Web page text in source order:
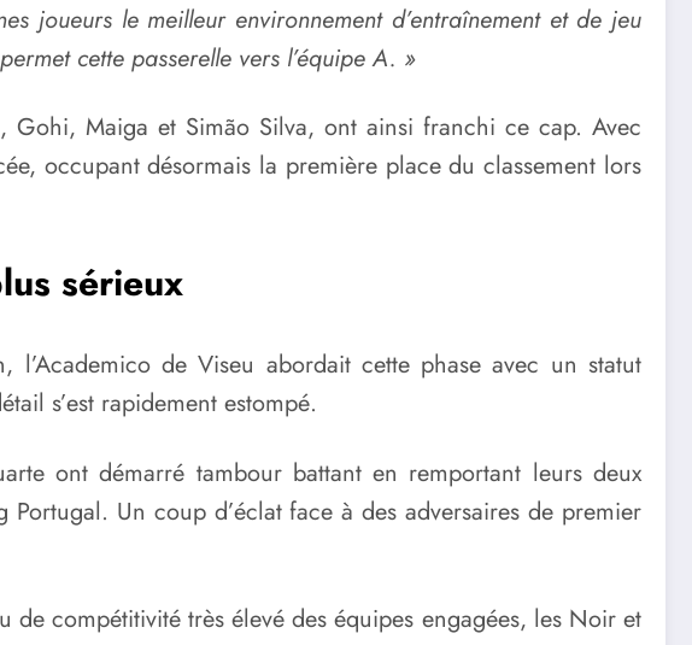
joueurs le meilleur environnement d’entraînement et de jeu
cette passerelle vers l’équipe A. »
Gohi, Maiga et Simão Silva, ont ainsi franchi ce cap. Avec
occupant désormais la première place du classement lors
sérieux
de Viseu abordait cette phase avec un statut
s’est rapidement estompé.
ont démarré tambour battant en remportant leurs deux
Portugal. Un coup d’éclat face à des adversaires de premier
compétitivité très élevé des équipes engagées, les Noir et